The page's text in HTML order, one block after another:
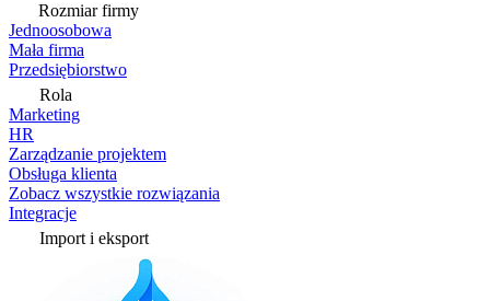
Rozmiar firmy
Jednoosobowa
Mała firma
Przedsiębiorstwo
Rola
Marketing
HR
Zarządzanie projektem
Obsługa klienta
Zobacz wszystkie rozwiązania
Integracje
Import i eksport